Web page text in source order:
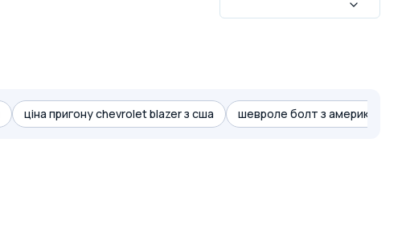
ціна пригону chevrolet blazer з сша шевроле болт з америки